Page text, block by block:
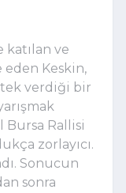
katılan ve
Keskin,
verdiği bir
Bursa Rallisi
zorlayıcı.
Sonucun
sonra